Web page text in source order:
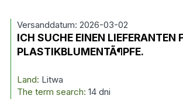
Versanddatum: 2026-03-02
ICH SUCHE EINEN LIEFERANTEN
PLASTIKBLUMENTÃ¶PFE.
Land: Litwa
The term search: 14 dni